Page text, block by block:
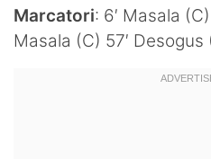
Hockey
Marcatori: 6′ Masala
Masala (C) 57′ Desogus